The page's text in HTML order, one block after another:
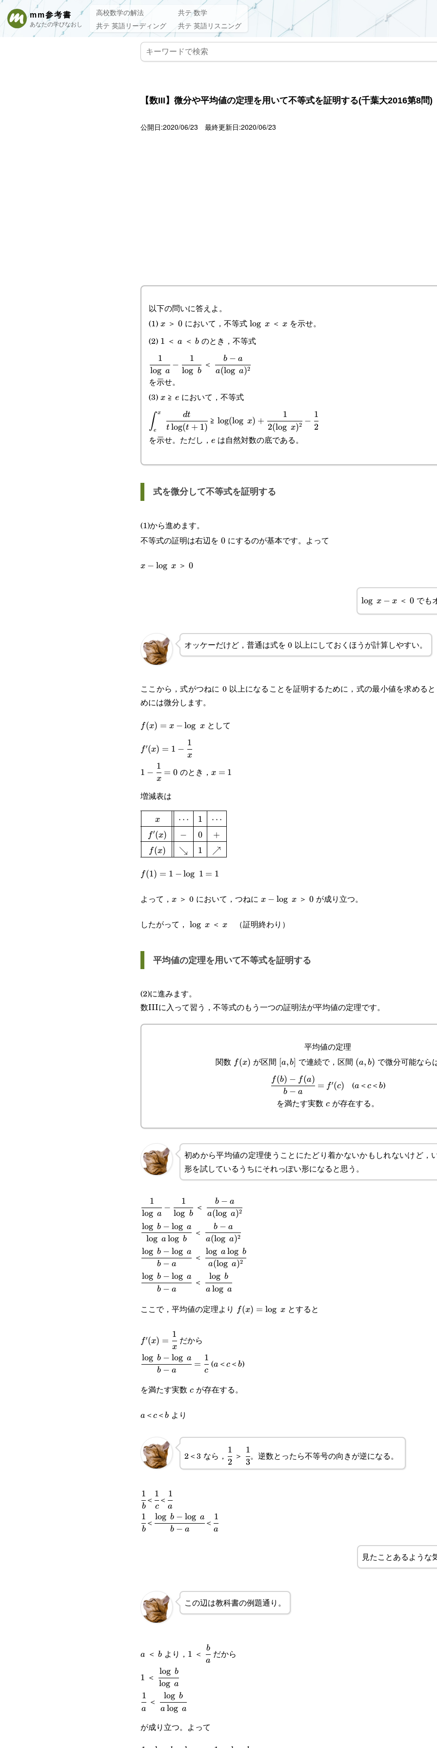
mm参考書
あなたの学びなおし
高校数学の解法
共テ 数学
共テ 英語リーディング
共テ 英語リスニング
【数III】微分や平均値の定理を用いて不等式を証明する(千葉大2016第8問)
公開日:2020/06/23 最終更新日:2020/06/23
以下の問いに答えよ。
(1) x
x ＞ 0
0 において，不等式 \log x
log x ＜x
x を示せ。
(2) 1
1 ＜ a
a ＜ b
b のとき，不等式
\cfrac{1}
{\log a}-
\cfrac{1}
{\log b}
log a
1
−
log b
1
＜
\cfrac{b-a}
{a(\log a)^2}
a(log a)2
b − a
を示せ。
(3) x
x ≧ e
e において，不等式
\displaystyle\int_e^x \cfrac{dt}
{t\log(t+1)}
∫e
x
t log(t + 1)
dt ≧ \log(\log x)+\cfrac{1}
{2(\log x)^2}-
log(log x) +
2(log x)2
1
−
2
1
を示せ。ただし， e
e は自然対数の底である。
式を微分して不等式を証明する
(1)から進めます。
不等式の証明は右辺を 0
0 にするのが基本です。よって
x-
x − log x＞ 0
0
\log x-
x
log x − x ＜ 0
0 でも
オッケーだけど，普通は式を 0 以上にしておくほうが計算しやすい。
ここから，式がつねに 0 以上になることを証明するために，式の最小値を求める
めには微分します。
f(x)=x-
\log x
f(x) = x − log xとして
f'(x)=1-
{x}
f′(x) = 1 −
x
1
\cfrac{1}
{x}=0
1 −
x
1
= 0のとき， x = 1
増減表は
\def\arraystretch{1.5}\begin{array}
{|c||c|c|c|}\hline x&\cdots&1&\cdots\\\hline f'(x)&-
&0&+\\\hline f(x)&\searrow&1&\nearrow\\\hline\end{array}
x
f′(x)
f(x)
⋯
−
↘
1
0
1
⋯
+
↗
f(1)=1-
f(1) = 1 − log 1 = 1
よって， x
x ＞ 0 において，つねに x-
x − log x＞ 0
0が成り立つ。
したがって， \log x
log x ＜x
x （証明終わり）
平均値の定理を用いて不等式を証明する
(2)に進みます。
数IIIに入って習う，不等式のもう一つの証明法が平均値の定理です。
平均値の定理
関数 f(x)
f(x) が区間 [a,b]
[a, b] で連続で，区間 (a,b)
(a, b) で微分可能なら
\cfrac{f(b)-
f(a)}{b-
b − a
f(b) − f(a)
= f′(c) (a ＜c ＜b
b)
を満たす実数 c
c が存在する。
初めから平均値の定理使うことにたどり着かないかもしれないけど，
形を試しているうちにそれっぽい形になると思う。
\cfrac{1}
{\log a}-
\cfrac{1}
{\log b}
log a
1
−
log b
1
＜
\cfrac{b-a}
{a(\log a)^2}
a(log a)2
b − a
\cfrac{\log b-
\log a}
{\log a\log b}
log a log b
log b − log a ＜
\cfrac{b-a}
{a(\log a)^2}
a(log a)2
b − a
\cfrac{\log b-
\log a}{b-a}
b − a
log b − log a ＜ \cfrac{\log a\log b}
{a(\log a)^2}
a(log a)2
log a log b
\cfrac{\log b-
\log a}{b-a}
b − a
log b − log a ＜
\cfrac{\log b}
{a\log a}
a log a
log b
ここで，平均値の定理より f(x)=\log x
f(x) = log xとすると
f'(x)=\cfrac{1}
{x}
f′(x) =
x
1
だから
\cfrac{\log b-
\log a}{b-
a}=\cfrac{1}
b − a
log b − log a
=
c
1
(a ＜ c＜ b
b)
を満たす実数 c
c が存在する。
a
a ＜c
c ＜b
b より
2＜3 なら， \cfrac{1}
{2}
2
1
＞ \cfrac{1}
{3}
3
1
。逆数とったら不等号の向きが逆になる。
\cfrac{1}
{b}
b
1
＜ \cfrac{1}
{c}
c
1
＜ \cfrac{1}
{a}
a
1
\cfrac{1}
{b}
b
1
＜ \cfrac{\log b-
\log a}{b-a}
b − a
log b − log a ＜ \cfrac{1}
{a}
a
1
見たことあるような
この辺は教科書の例題通り。
a ＜ b
b より， 1 ＜ \cfrac{b}
{a}
a
b だから
1 ＜
\cfrac{\log b}
{\log a}
log a
log b
\cfrac{1}
{a}
a
1
＜
\cfrac{\log b}
{a\log a}
a log a
log b
が成り立つ。よって